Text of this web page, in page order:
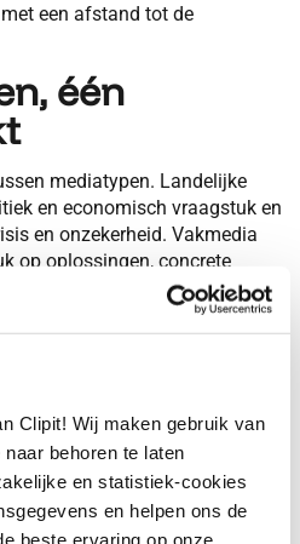
Clipit! Wij maken gebruik van
behoren te laten
en statistiek-cookies
en helpen ons de
beste ervaring op onze
een afstand tot de
één
mediatypen. Landelijke
en economisch vraagstuk en
en onzekerheid. Vakmedia
op oplossingen, concrete
binnen sectoren.
is gespleten. Deze
de arbeidsmarkt wordt
en type medium. Juist die
het arbeidsmarktdebat.